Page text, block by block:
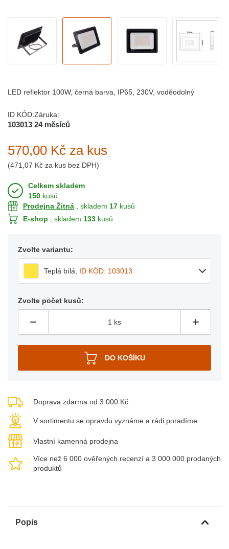
LED reflektor 100W, černá barva, IP65, 230V, voděodolný
ID KÓD:
103013
Záruka:
24 měsíců
570,00 Kč za kus
(471,07 Kč za kus bez DPH)
Celkem skladem
150 kusů
Prodejna Žitná , skladem 17 kusů
E-shop , skladem 133 kusů
Zvolte variantu:
Teplá bílá, ID KÓD: 103013
Zvolte počet kusů:
Doprava zdarma od 3 000 Kč
V sortimentu se opravdu vyznáme a rádi poradíme
Vlastní kamenná prodejna
Více než 6 000 ověřených recenzí a 3 000 000 prodaných
produktů
Popis